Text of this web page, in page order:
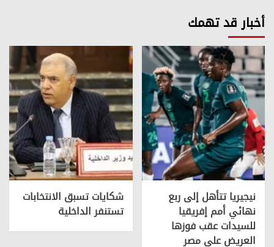
أخبار قد تهمك
نيجيريا تتأهل إلى ربع
نهائي أمم إفريقيا
للسيدات عقب فوزها
العريض على مصر
شكايات تسبق الانتخابات
تستنفر الداخلية